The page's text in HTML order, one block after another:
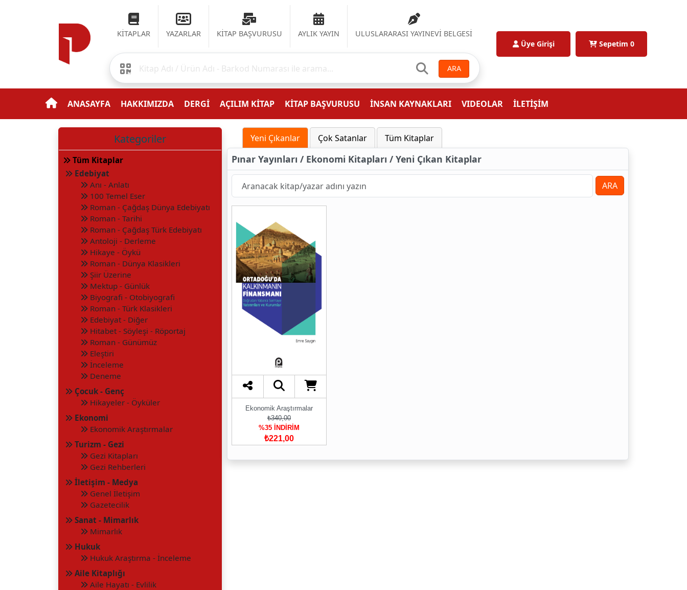
KİTAPLAR YAZARLAR KİTAP BAŞVURUSU AYLIK YAYIN ULUSLARARASI YAYINEVİ BELGESİ
ARA
Üye Girişi Sepetim 0
ANASAYFA HAKKIMIZDA DERGİ AÇILIM KİTAP KİTAP BAŞVURUSU İNSAN KAYNAKLARI VIDEOLAR İLETİŞİM
Kategoriler
Tüm Kitaplar
Edebiyat
Anı - Anlatı
100 Temel Eser
Roman - Çağdaş Dünya Edebiyatı
Roman - Tarihi
Roman - Çağdaş Türk Edebiyatı
Antoloji - Derleme
Hikaye - Öykü
Roman - Dünya Klasikleri
Şiir Üzerine
Mektup - Günlük
Biyografi - Otobiyografi
Roman - Türk Klasikleri
Edebiyat - Diğer
Hitabet - Söyleşi - Röportaj
Roman - Günümüz
Eleştiri
İnceleme
Deneme
Çocuk - Genç
Hikayeler - Öyküler
Ekonomi
Ekonomik Araştırmalar
Turizm - Gezi
Gezi Kitapları
Gezi Rehberleri
İletişim - Medya
Genel İletişim
Gazetecilik
Sanat - Mimarlık
Mimarlık
Hukuk
Hukuk Araştırma - İnceleme
Aile Kitaplığı
Aile Hayatı - Evlilik
Yeni Çıkanlar Çok Satanlar Tüm Kitaplar
Pınar Yayınları / Ekonomi Kitapları / Yeni Çıkan Kitaplar
ARA
Ekonomik Araştırmalar
₺340,00
%35 İNDİRİM
₺221,00